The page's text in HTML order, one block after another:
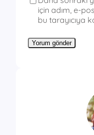
için adım, e-
bu tarayıcıya